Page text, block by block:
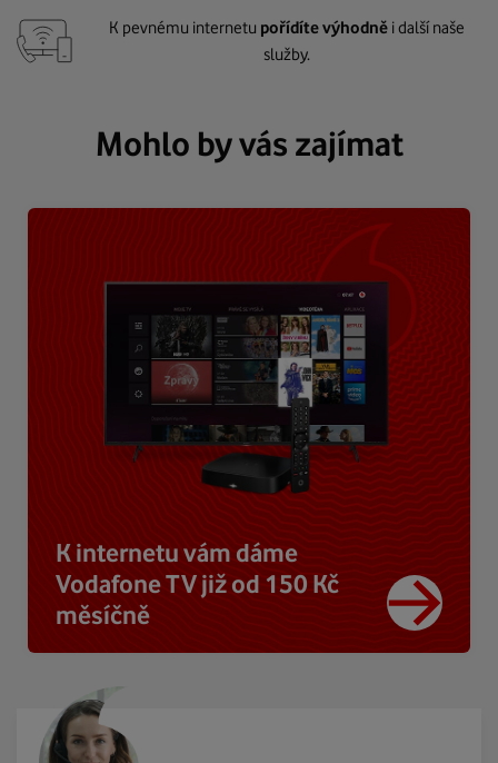
K pevnému internetu pořídíte výhodně i další naše
služby.
Mohlo by vás zajímat
K internetu vám dáme
Vodafone TV již od 150 Kč
měsíčně